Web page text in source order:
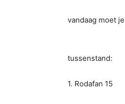
vandaag moet
tussenstand:
1. Rodafan 15